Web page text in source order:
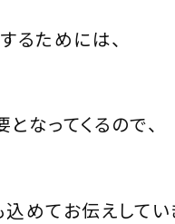
るためには、
なってくるので、
めてお伝えして